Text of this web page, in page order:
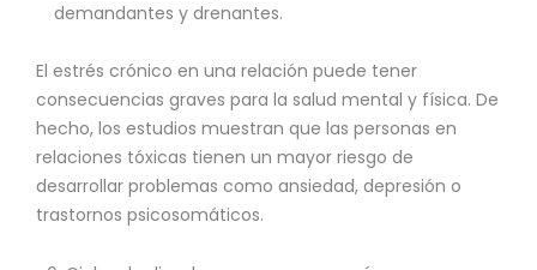
demandantes y drenantes.
El estrés crónico en una relación puede tener
consecuencias graves para la salud mental y física. De
hecho, los estudios muestran que las personas en
relaciones tóxicas tienen un mayor riesgo de
desarrollar problemas como ansiedad, depresión o
trastornos psicosomáticos.